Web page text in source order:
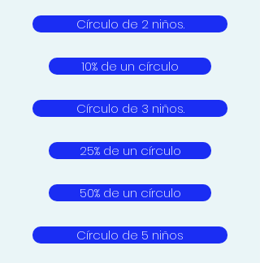
Círculo de 2 niños.
10% de un círculo
Círculo de 3 niños.
25% de un círculo
50% de un círculo
Círculo de 5 niños